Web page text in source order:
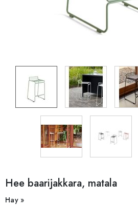
Hee baarijakkara, matala
Hay »